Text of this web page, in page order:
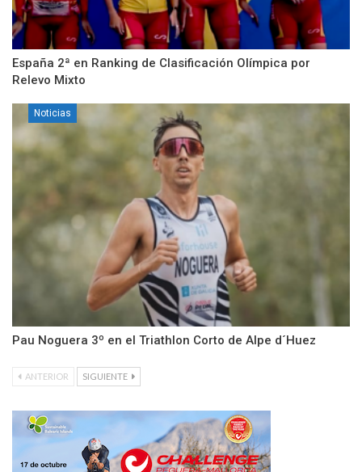
España 2ª en Ranking de Clasificación Olímpica por
Relevo Mixto
Noticias
Pau Noguera 3º en el Triathlon Corto de Alpe d´Huez
ANTERIOR SIGUIENTE